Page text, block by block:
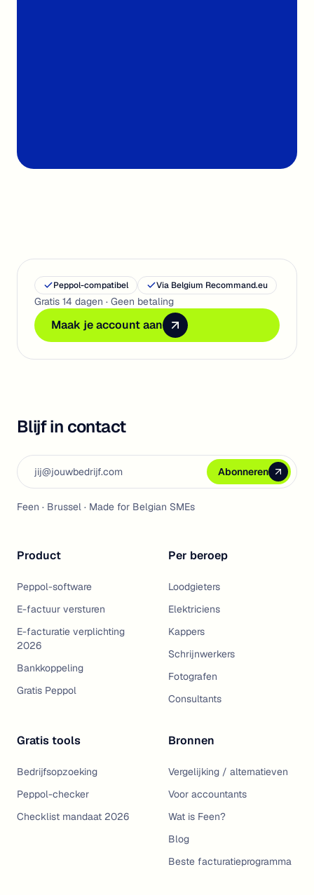
Peppol-compatibel Via Belgium Recommand.eu
Gratis 14 dagen · Geen betaling
Maak je account aan
Maak je account aan
Maak je account aan
Blijf in contact
Email address
Abonneren
Abonneren
Feen · Brussel · Made for Belgian SMEs
Product
Peppol-software
E-factuur versturen
E-facturatie verplichting
2026
Bankkoppeling
Gratis Peppol
Per beroep
Loodgieters
Elektriciens
Kappers
Schrijnwerkers
Fotografen
Consultants
Gratis tools
Bedrijfsopzoeking
Peppol-checker
Checklist mandaat 2026
Bronnen
Vergelijking / alternatieven
Voor accountants
Wat is Feen?
Blog
Beste facturatieprogramma